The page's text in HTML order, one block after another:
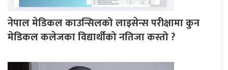
नेपाल मेडिकल काउन्सिलको लाइसेन्स परीक्षामा कुन
मेडिकल कलेजका विद्यार्थीको नतिजा कस्तो ?